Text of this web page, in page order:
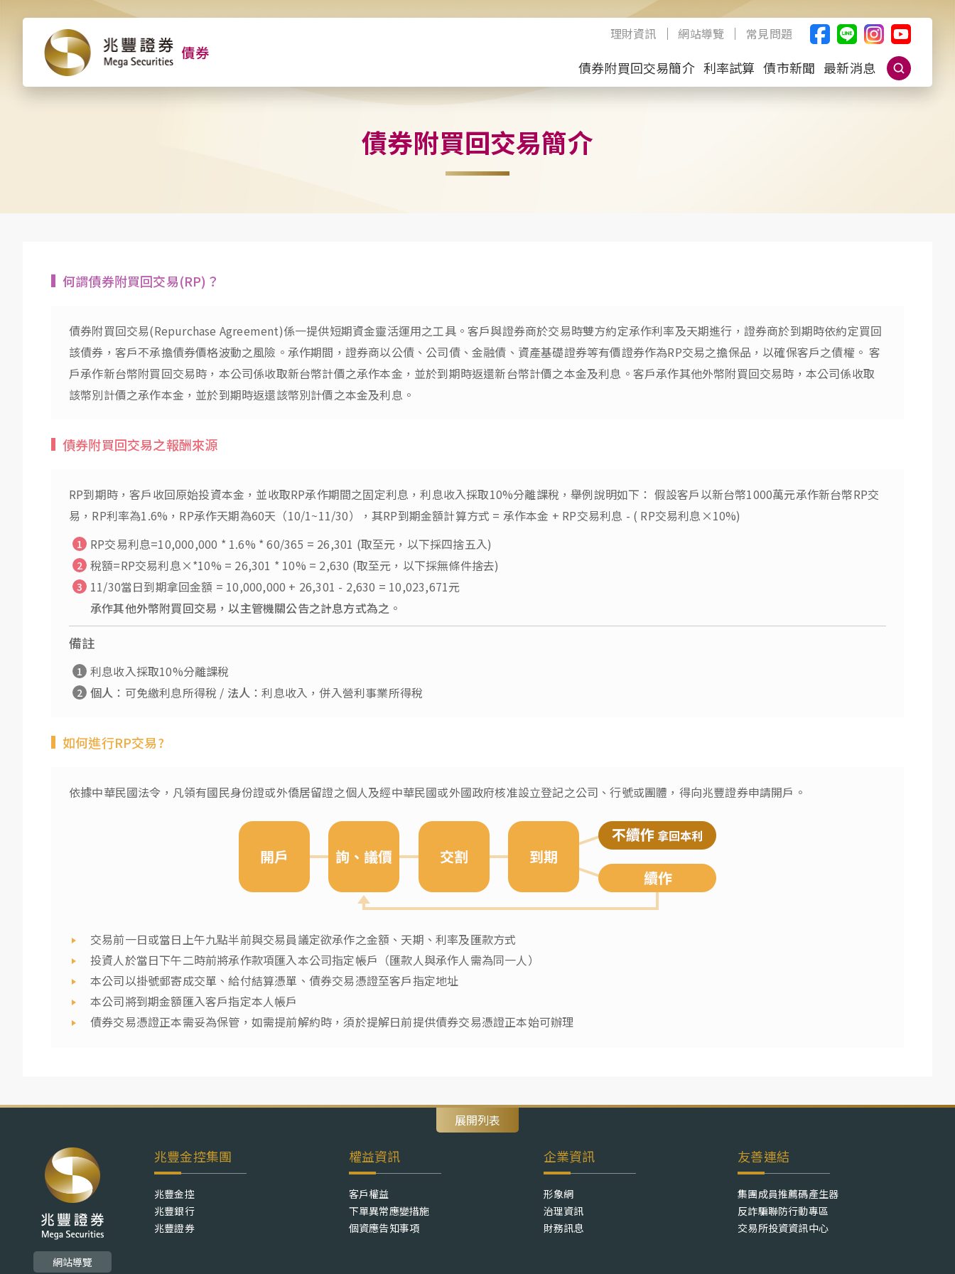
理財資訊 網站導覽 常見問題
債券附買回交易簡介 利率試算 債市新聞 最新消息
債券附買回交易簡介
何謂債券附買回交易(RP)？
債券附買回交易(Repurchase Agreement)係一提供短期資金靈活運用之工具。客戶與證券商於交易時雙方約定承作利率及天期進行，證券商於到期時依約定買回
該債券，客戶不承擔債券價格波動之風險。承作期間，證券商以公債、公司債、金融債、資產基礎證券等有價證券作為RP交易之擔保品，以確保客戶之債權。 客
戶承作新台幣附買回交易時，本公司係收取新台幣計價之承作本金，並於到期時返還新台幣計價之本金及利息。客戶承作其他外幣附買回交易時，本公司係收取
該幣別計價之承作本金，並於到期時返還該幣別計價之本金及利息。
債券附買回交易之報酬來源
RP到期時，客戶收回原始投資本金，並收取RP承作期間之固定利息，利息收入採取10%分離課稅，舉例說明如下： 假設客戶以新台幣1000萬元承作新台幣RP交
易，RP利率為1.6%，RP承作天期為60天（10/1~11/30），其RP到期金額計算方式 = 承作本金 + RP交易利息 - ( RP交易利息×10%)
RP交易利息=10,000,000 * 1.6% * 60/365 = 26,301 (取至元，以下採四捨五入)
稅額=RP交易利息×*10% = 26,301 * 10% = 2,630 (取至元，以下採無條件捨去)
11/30當日到期拿回金額 = 10,000,000 + 26,301 - 2,630 = 10,023,671元
承作其他外幣附買回交易，以主管機關公告之計息方式為之 。
備註
利息收入採取10%分離課稅
個人 ：可免繳利息所得稅 / 法人 ：利息收入，併入營利事業所得稅
如何進行RP交易?
依據中華民國法令，凡領有國民身份證或外僑居留證之個人及經中華民國或外國政府核准設立登記之公司、行號或團體，得向兆豐證券申請開戶。
交易前一日或當日上午九點半前與交易員議定欲承作之金額、天期、利率及匯款方式
投資人於當日下午二時前將承作款項匯入本公司指定帳戶（匯款人與承作人需為同一人）
本公司以掛號郵寄成交單、給付結算憑單、債券交易憑證至客戶指定地址
本公司將到期金額匯入客戶指定本人帳戶
債券交易憑證正本需妥為保管，如需提前解約時，須於提解日前提供債券交易憑證正本始可辦理
展開列表
網站導覽
兆豐金控集團
兆豐金控
兆豐銀行
兆豐證券
權益資訊
客戶權益
下單異常應變措施
個資應告知事項
企業資訊
形象網
治理資訊
財務訊息
友善連結
集團成員推薦碼產生器
反詐騙聯防行動專區
交易所投資資訊中心